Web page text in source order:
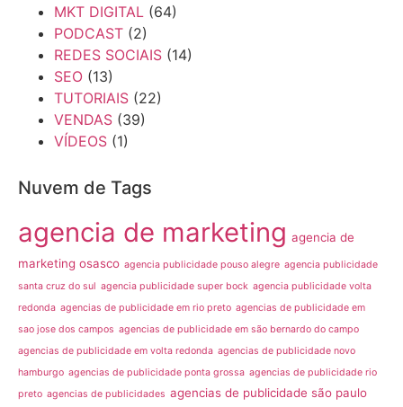
MKT DIGITAL (64)
PODCAST (2)
REDES SOCIAIS (14)
SEO (13)
TUTORIAIS (22)
VENDAS (39)
VÍDEOS (1)
Nuvem de Tags
agencia de marketing agencia de
marketing osasco agencia publicidade pouso alegre agencia publicidade
santa cruz do sul agencia publicidade super bock agencia publicidade volta
redonda agencias de publicidade em rio preto agencias de publicidade em
sao jose dos campos agencias de publicidade em são bernardo do campo
agencias de publicidade em volta redonda agencias de publicidade novo
hamburgo agencias de publicidade ponta grossa agencias de publicidade rio
preto agencias de publicidades agencias de publicidade são paulo